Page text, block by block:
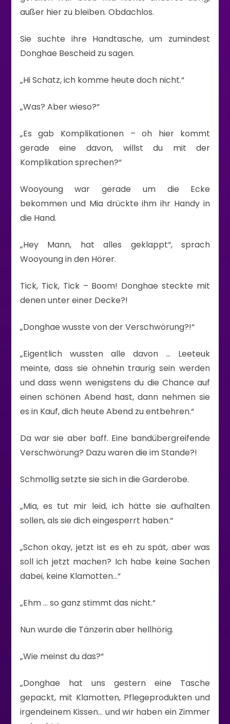
außer hier zu bleiben. Obdachlos.
Sie suchte ihre Handtasche, um zumindest
Donghae Bescheid zu sagen.
„Hi Schatz, ich komme heute doch nicht.“
„Was? Aber wieso?“
„Es gab Komplikationen – oh hier kommt
gerade eine davon, willst du mit der
Komplikation sprechen?“
Wooyoung war gerade um die Ecke
bekommen und Mia drückte ihm ihr Handy in
die Hand.
„Hey Mann, hat alles geklappt“, sprach
Wooyoung in den Hörer.
Tick, Tick, Tick – Boom! Donghae steckte mit
denen unter einer Decke?!
„Donghae wusste von der Verschwörung?!“
„Eigentlich wussten alle davon … Leeteuk
meinte, dass sie ohnehin traurig sein werden
und dass wenn wenigstens du die Chance auf
einen schönen Abend hast, dann nehmen sie
es in Kauf, dich heute Abend zu entbehren.“
Da war sie aber baff. Eine bandübergreifende
Verschwörung? Dazu waren die im Stande?!
Schmollig setzte sie sich in die Garderobe.
„Mia, es tut mir leid, ich hätte sie aufhalten
sollen, als sie dich eingesperrt haben.“
„Schon okay, jetzt ist es eh zu spät, aber was
soll ich jetzt machen? Ich habe keine Sachen
dabei, keine Klamotten…“
„Ehm … so ganz stimmt das nicht.“
Nun wurde die Tänzerin aber hellhörig.
„Wie meinst du das?“
„Donghae hat uns gestern eine Tasche
gepackt, mit Klamotten, Pflegeprodukten und
irgendeinem Kissen… und wir haben ein Zimmer